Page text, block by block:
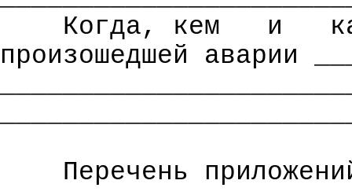
Когда, кем
и
произошедшей аварии
Перечень